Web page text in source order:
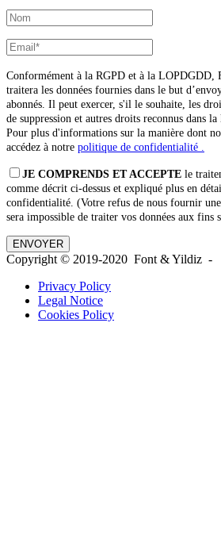
Conformément à la RGPD et à la
traitera les données fournies dans le but
abonnés. Il peut exercer, s'il le souhaite, les
de suppression et autres droits reconnus dans
Pour plus d'informations sur la manière dont
accédez à notre politique de confidentialité .
JE COMPRENDS ET ACCEPTE le
comme décrit ci-dessus et expliqué plus en
confidentialité. (Votre refus de nous fournir
sera impossible de traiter vos données aux fins
Copyright © 2019-2020 Font & Yildiz -
Privacy Policy
Legal Notice
Cookies Policy